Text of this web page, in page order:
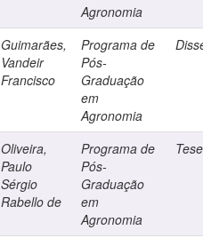
Agronomia
Guimarães,
Vandeir
Francisco
Programa de
Pós-
Graduação
em
Agronomia
Oliveira,
Paulo
Sérgio
Rabello de
Programa de
Pós-
Graduação
em
Agronomia
Tese